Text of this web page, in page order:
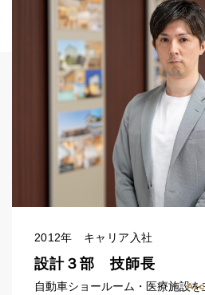
2012年 キャリア入社
設計３部 技師長
自動車ショールーム・医療施設を